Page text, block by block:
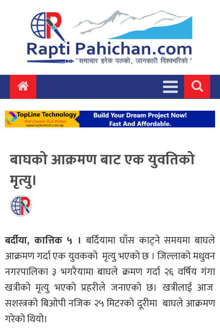
बाघको आक्रमण बाट एक युवतिको
मृत्यु।
बर्दीया, कात्तिक ५ । बर्दियामा घाँस काट्ने समयमा बाघले
आक्रमण गर्दा एक युवकको मृत्यु भएको छ । जिल्लाको मधुवन
नगरपालिका ३ भगरैयामा बाघले क्रमण गर्दा २६ वर्षिय गंगा
खत्रीको मृत्यु भएको प्रहरीले जनाएको छ। खत्रीलाई आज
सशस्त्रको बिओपी नजिक २५ मिटरको दूरीमा बाघले आक्रमण
गरेको थियो।